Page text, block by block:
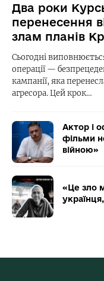
Два роки
перенесення
злам планів
Сьогодні
операції —
кампанії, яка
агресора. Цей крок…
Актор і
фільми
війною»
«Це зло